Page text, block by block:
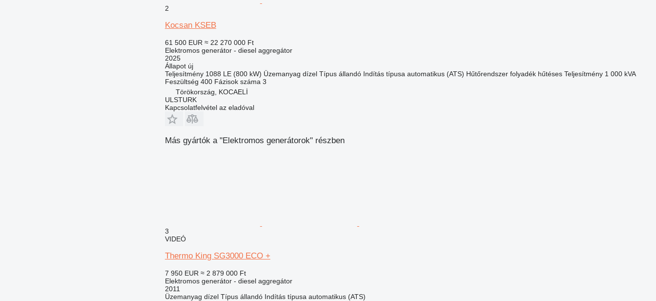
2
Kocsan KSEB
61 500 EUR ≈ 22 270 000 Ft
Elektromos generátor - diesel aggregátor
2025
Állapotúj
Teljesítmény 1088 LE (800 kW) Üzemanyag dízel Típus állandó Indítás típusa automatikus (ATS) Hűtőrendszer folyadék hűtéses Teljesítmény 1 000 kVA
Feszültség 400 Fázisok száma 3
Törökország, KOCAELİ
ULSTURK
Kapcsolatfelvétel az eladóval
Más gyártók a "Elektromos generátorok" részben
3
VIDEÓ
Thermo King SG3000 ECO +
7 950 EUR ≈ 2 879 000 Ft
Elektromos generátor - diesel aggregátor
2011
Üzemanyag dízel Típus állandó Indítás típusa automatikus (ATS)